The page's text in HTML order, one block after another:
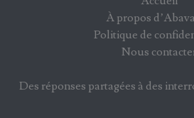
À propos
Politique de
Nous
Des réponses partagées à des